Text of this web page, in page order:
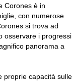
Corones è in
con numerose
si trova ad
osservare i progressi
panorama a
proprie capacità sulle